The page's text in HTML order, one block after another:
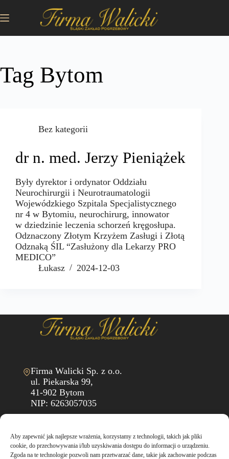
Aby zapewnić jak najlepsze wrażenia, korzystamy z technologii, takich jak pliki
cookie, do przechowywania i/lub uzyskiwania dostępu do informacji o urządzeniu.
Zgoda na te technologie pozwoli nam przetwarzać dane, takie jak zachowanie podczas
do
Tag Bytom
Bez kategorii
dr n. med. Jerzy Pieniążek
Były dyrektor i ordynator Oddziału
Neurochirurgii i Neurotraumatologii
Wojewódzkiego Szpitala Specjalistycznego
nr 4 w Bytomiu, neurochirurg, innowator
w dziedzinie leczenia schorzeń kręgosłupa.
Odznaczony Złotym Krzyżem Zasługi i Złotą
Odznaką ŚIL “Zasłużony dla Lekarzy PRO
MEDICO”
Łukasz
2024-12-03
Firma Walicki Sp. z o.o.
ul. Piekarska 99,
41-902 Bytom
NIP: 6263057035
+48 32 281 42 18